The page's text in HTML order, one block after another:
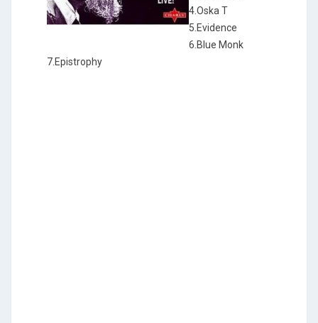
4.Oska T
5.Evidence
6.Blue Monk
7.Epistrophy